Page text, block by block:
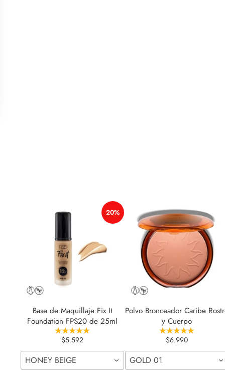
20%
Base de Maquillaje Fix It
Foundation FPS20 de 25ml
$5.592
HONEY BEIGE
Polvo Bronceador Caribe
y Cuerpo
$6.990
GOLD 01